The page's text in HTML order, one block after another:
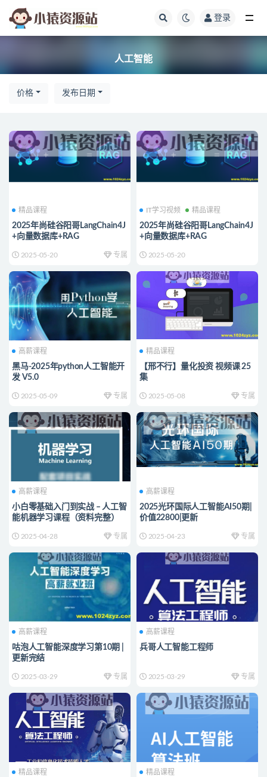
登录
人工智能
价格 发布日期
精品课程
2025年尚硅谷阳哥LangChain4J
+向量数据库+RAG
2025-05-20 专属
IT学习视频 精品课程
2025年尚硅谷阳哥LangChain4J
+向量数据库+RAG
2025-05-20
高薪课程
黑马-2025年python人工智能开
发 V5.0
2025-05-09 专属
精品课程
【邢不行】量化投资 视频课 25
集
2025-05-08 专属
高薪课程
小白零基础入门到实战 – 人工智
能机器学习课程（资料完整）
2025-04-28 专属
高薪课程
2025光环国际人工智能AI50期|
价值22800|更新
2025-04-23 专属
高薪课程
咕泡人工智能深度学习第10期 |
更新完结
2025-03-29 专属
高薪课程
兵哥人工智能工程师
2025-03-29 专属
精品课程 精品课程